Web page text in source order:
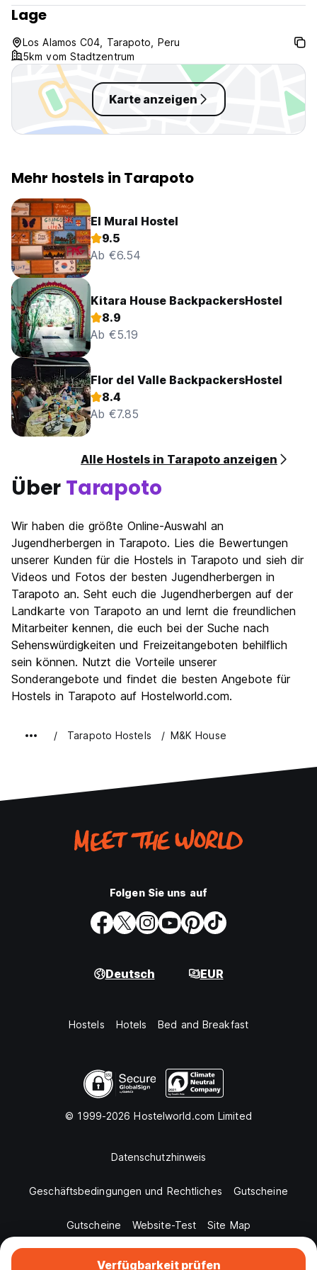
Lage
Los Alamos C04, Tarapoto, Peru
5km vom Stadtzentrum
Karte anzeigen
Verfügbarkeit prüfen
Mehr hostels in Tarapoto
El Mural Hostel
9.5
Ab €6.54
Kitara House BackpackersHostel
8.9
Ab €5.19
Flor del Valle BackpackersHostel
8.4
Ab €7.85
Alle Hostels in Tarapoto anzeigen
Über Tarapoto
Wir haben die größte Online-Auswahl an
Jugendherbergen in Tarapoto. Lies die Bewertungen
unserer Kunden für die Hostels in Tarapoto und sieh dir
Videos und Fotos der besten Jugendherbergen in
Tarapoto an. Seht euch die Jugendherbergen auf der
Landkarte von Tarapoto an und lernt die freundlichen
Mitarbeiter kennen, die euch bei der Suche nach
Sehenswürdigkeiten und Freizeitangeboten behilflich
sein können. Nutzt die Vorteile unserer
Sonderangebote und findet die besten Angebote für
Hostels in Tarapoto auf Hostelworld.com.
Tarapoto Hostels M&K House
Folgen Sie uns auf
Deutsch EUR
Hostels Hotels Bed and Breakfast
© 1999-2026 Hostelworld.com Limited
Datenschutzhinweis
Geschäftsbedingungen und Rechtliches Gutscheine
Gutscheine Website-Test Site Map